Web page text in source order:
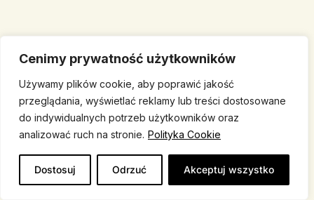
Cenimy prywatność użytkowników
Używamy plików cookie, aby poprawić jakość
przeglądania, wyświetlać reklamy lub treści dostosowane
do indywidualnych potrzeb użytkowników oraz
analizować ruch na stronie. Polityka Cookie
Dostosuj Odrzuć Akceptuj wszystko